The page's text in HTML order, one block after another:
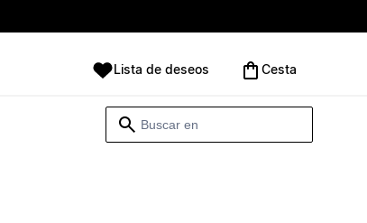
Lista de deseos Cesta